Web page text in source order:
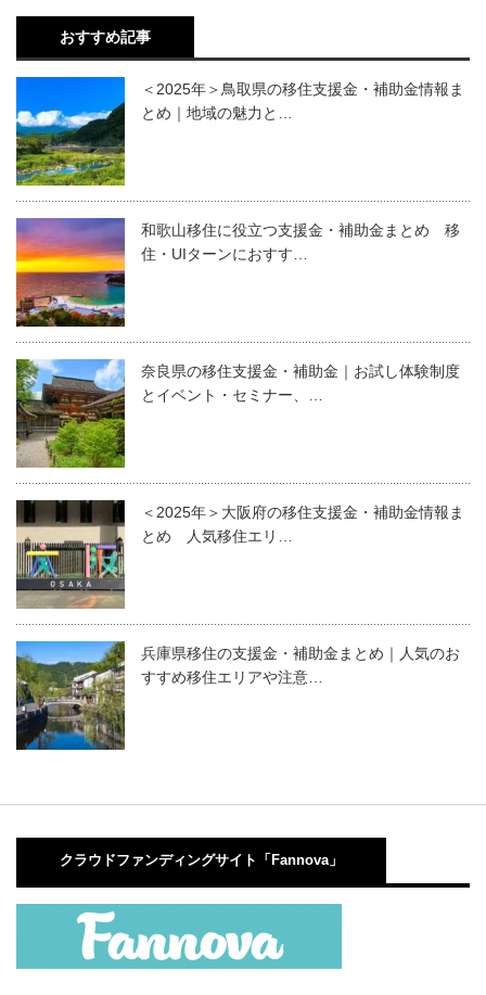
おすすめ記事
＜2025年＞鳥取県の移住支援金・補助金情報ま
とめ｜地域の魅力と…
和歌山移住に役立つ支援金・補助金まとめ 移
住・UIターンにおすす…
奈良県の移住支援金・補助金｜お試し体験制度
とイベント・セミナー、…
＜2025年＞大阪府の移住支援金・補助金情報ま
とめ 人気移住エリ…
兵庫県移住の支援金・補助金まとめ｜人気のお
すすめ移住エリアや注意…
クラウドファンディングサイト「Fannova」